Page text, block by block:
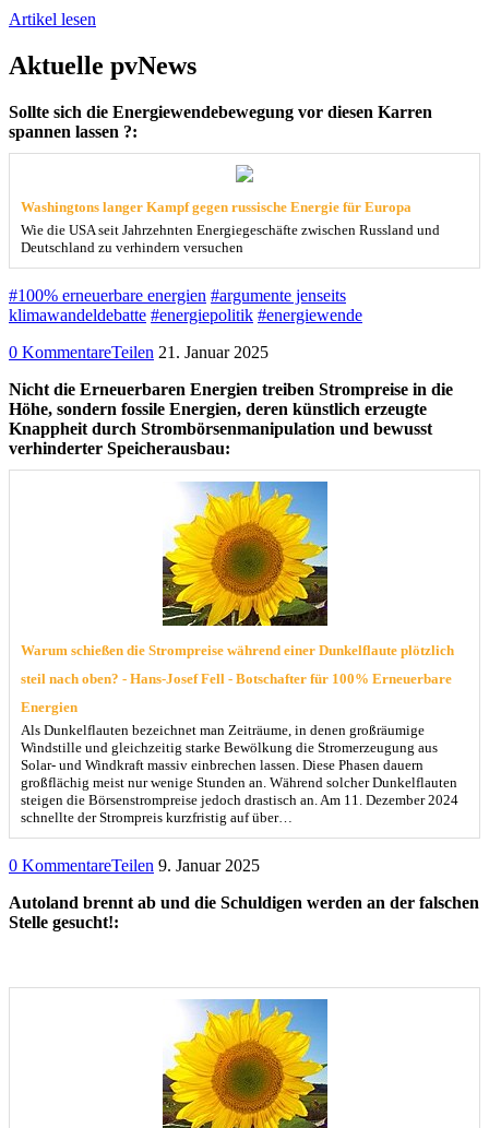
Artikel lesen
Aktuelle pvNews
Sollte sich die Energiewendebewegung vor diesen Karren
spannen lassen ?:
Washingtons langer Kampf gegen russische Energie für Europa
Wie die USA seit Jahrzehnten Energiegeschäfte zwischen Russland und
Deutschland zu verhindern versuchen
#100% erneuerbare energien #argumente jenseits
klimawandeldebatte #energiepolitik #energiewende
0 KommentareTeilen 21. Januar 2025
Nicht die Erneuerbaren Energien treiben Strompreise in die
Höhe, sondern fossile Energien, deren künstlich erzeugte
Knappheit durch Strombörsenmanipulation und bewusst
verhinderter Speicherausbau:
Warum schießen die Strompreise während einer Dunkelflaute plötzlich
steil nach oben? - Hans-Josef Fell - Botschafter für 100% Erneuerbare
Energien
Als Dunkelflauten bezeichnet man Zeiträume, in denen großräumige
Windstille und gleichzeitig starke Bewölkung die Stromerzeugung aus
Solar- und Windkraft massiv einbrechen lassen. Diese Phasen dauern
großflächig meist nur wenige Stunden an. Während solcher Dunkelflauten
steigen die Börsenstrompreise jedoch drastisch an. Am 11. Dezember 2024
schnellte der Strompreis kurzfristig auf über…
0 KommentareTeilen 9. Januar 2025
Autoland brennt ab und die Schuldigen werden an der falschen
Stelle gesucht!: